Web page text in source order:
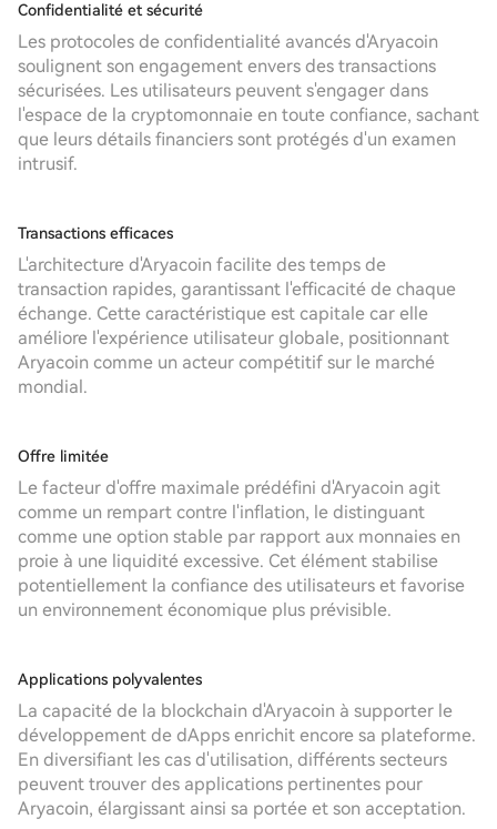
Confidentialité et sécurité
Les protocoles de confidentialité avancés d'Aryacoin
soulignent son engagement envers des transactions
sécurisées. Les utilisateurs peuvent s'engager dans
l'espace de la cryptomonnaie en toute confiance, sachant
que leurs détails financiers sont protégés d'un examen
intrusif.
Transactions efficaces
L'architecture d'Aryacoin facilite des temps de
transaction rapides, garantissant l'efficacité de chaque
échange. Cette caractéristique est capitale car elle
améliore l'expérience utilisateur globale, positionnant
Aryacoin comme un acteur compétitif sur le marché
mondial.
Offre limitée
Le facteur d'offre maximale prédéfini d'Aryacoin agit
comme un rempart contre l'inflation, le distinguant
comme une option stable par rapport aux monnaies en
proie à une liquidité excessive. Cet élément stabilise
potentiellement la confiance des utilisateurs et favorise
un environnement économique plus prévisible.
Applications polyvalentes
La capacité de la blockchain d'Aryacoin à supporter le
développement de dApps enrichit encore sa plateforme.
En diversifiant les cas d'utilisation, différents secteurs
peuvent trouver des applications pertinentes pour
Aryacoin, élargissant ainsi sa portée et son acceptation.